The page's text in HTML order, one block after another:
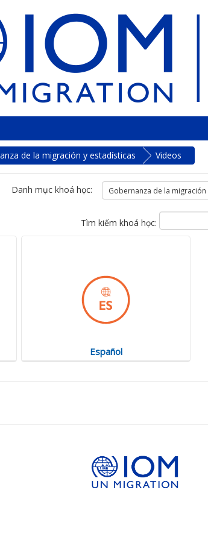
de la migración y estadísticas Videos
Danh mục khoá học:
Tìm kiếm khoá học:
Español